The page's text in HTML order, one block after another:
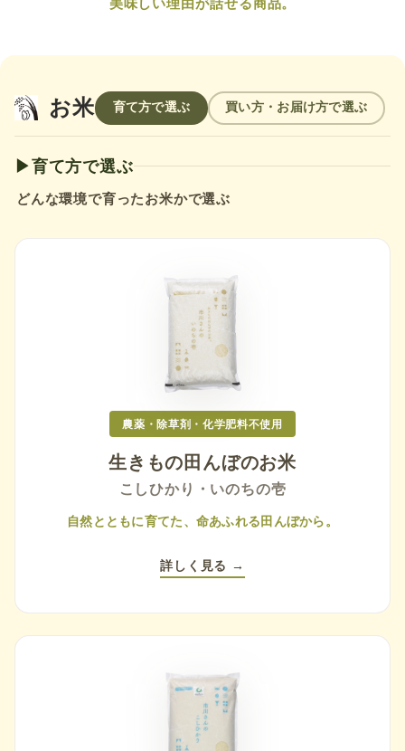
美味しい理由が話せる商品。
お米 育て方で選ぶ 買い方・お届け方で選ぶ
▶育て方で選ぶ
どんな環境で育ったお米かで選ぶ
農薬・除草剤・化学肥料不使用
生きもの田んぼのお米
こしひかり・いのちの壱
自然とともに育てた、命あふれる田んぼから。
詳しく見る →